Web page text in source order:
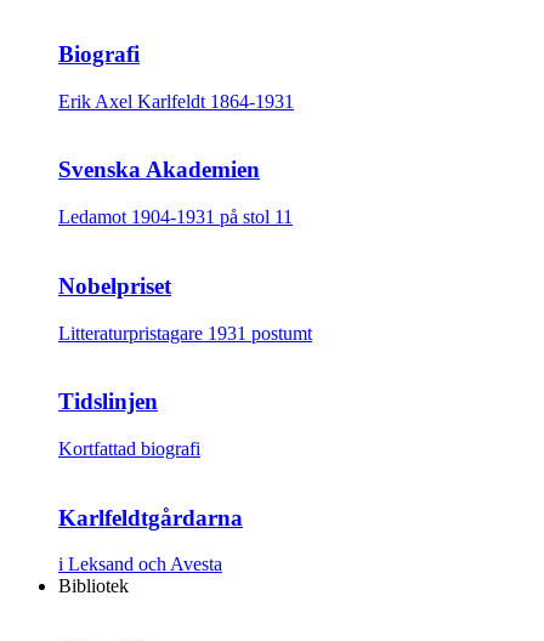
Biografi
Erik Axel Karlfeldt 1864-1931
Svenska Akademien
Ledamot 1904-1931 på stol 11
Nobelpriset
Litteraturpristagare 1931 postumt
Tidslinjen
Kortfattad biografi
Karlfeldtgårdarna
i Leksand och Avesta
Bibliotek